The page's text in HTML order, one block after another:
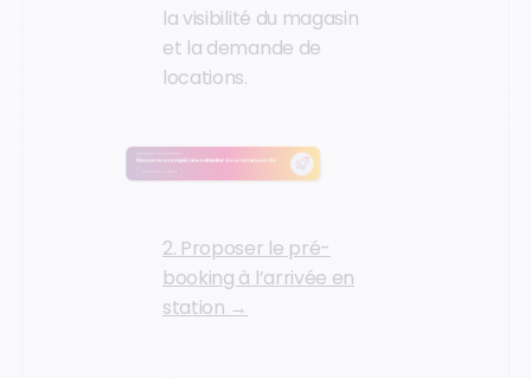
la visibilité du magasin
et la demande de
locations.
2. Proposer le pré-
booking à l’arrivée en
station →